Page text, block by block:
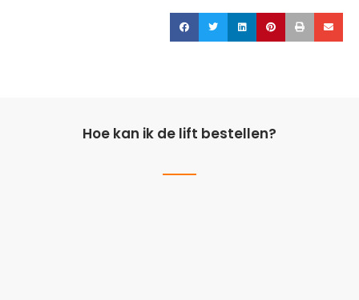
Hoe kan ik de lift bestellen?